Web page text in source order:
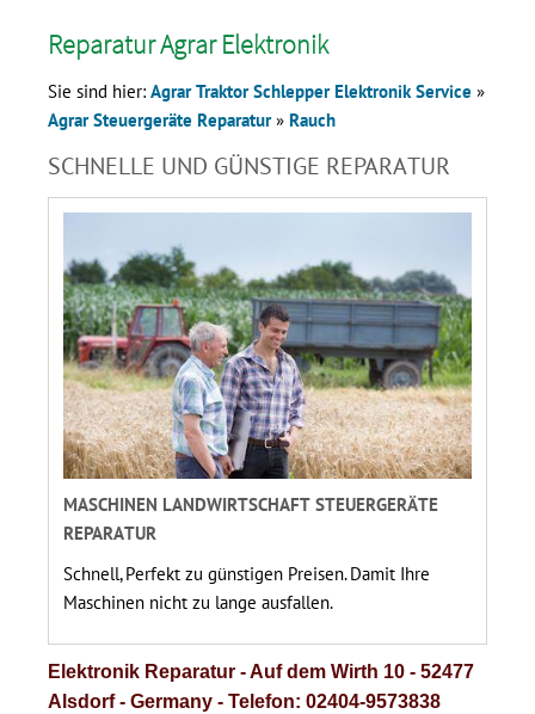
Reparatur Agrar Elektronik
Sie sind hier: Agrar Traktor Schlepper Elektronik Service »
Agrar Steuergeräte Reparatur» Rauch
SCHNELLE UND GÜNSTIGE REPARATUR
MASCHINEN LANDWIRTSCHAFT STEUERGERÄTE
REPARATUR
Schnell, Perfekt zu günstigen Preisen. Damit Ihre
Maschinen nicht zu lange ausfallen.
Elektronik Reparatur - Auf dem Wirth 10 - 52477
Alsdorf - Germany - Telefon: 02404-9573838